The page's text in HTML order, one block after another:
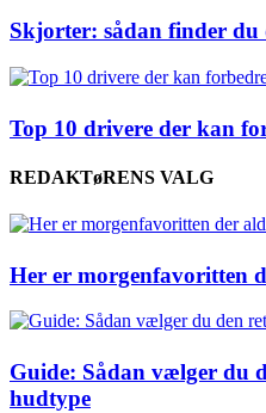
Skjorter: sådan finder du
Top 10 drivere der kan
REDAKTøRENS VALG
Her er morgenfavoritten
Guide: Sådan vælger du
hudtype